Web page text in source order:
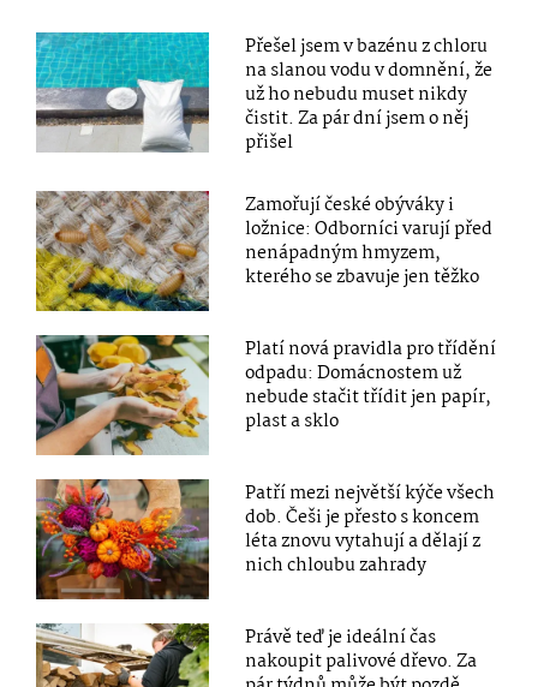
Přešel jsem v bazénu z chloru
na slanou vodu v domnění, že
už ho nebudu muset nikdy
čistit. Za pár dní jsem o něj
přišel
Zamořují české obýváky i
ložnice: Odborníci varují před
nenápadným hmyzem,
kterého se zbavuje jen těžko
Platí nová pravidla pro třídění
odpadu: Domácnostem už
nebude stačit třídit jen papír,
plast a sklo
Patří mezi největší kýče všech
dob. Češi je přesto s koncem
léta znovu vytahují a dělají z
nich chloubu zahrady
Právě teď je ideální čas
nakoupit palivové dřevo. Za